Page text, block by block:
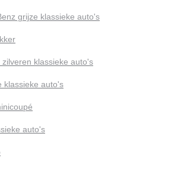
grijze klassieke auto's
zilveren klassieke auto's
klassieke auto's
auto's